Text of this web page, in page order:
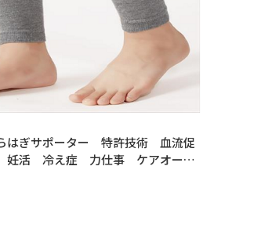
はぎサポーター 特許技術 血流促
妊活 冷え症 力仕事 ケアオー